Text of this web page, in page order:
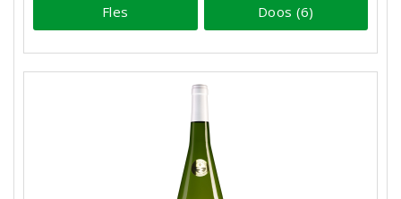
Fles Doos (6)